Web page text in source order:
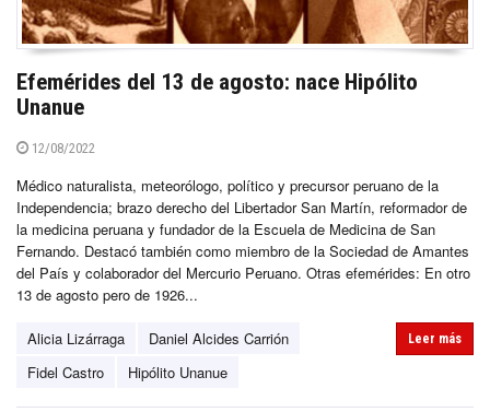
Efemérides del 13 de agosto: nace Hipólito
Unanue
12/08/2022
Médico naturalista, meteorólogo, político y precursor peruano de la
Independencia; brazo derecho del Libertador San Martín, reformador de
la medicina peruana y fundador de la Escuela de Medicina de San
Fernando. Destacó también como miembro de la Sociedad de Amantes
del País y colaborador del Mercurio Peruano. Otras efemérides: En otro
13 de agosto pero de 1926...
Alicia Lizárraga
Daniel Alcides Carrión
Fidel Castro
Hipólito Unanue
Leer más